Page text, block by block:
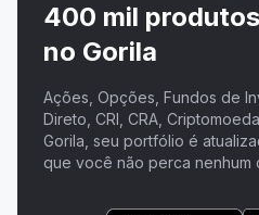
400 mil
no Gorila
Ações, Opções, Fundos de
Direto, CRI, CRA,
Gorila, seu portfólio é
que você não perca nenhum